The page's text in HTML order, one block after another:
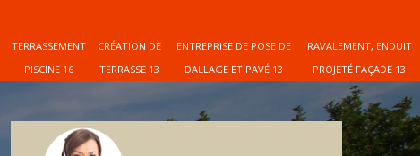
TERRASSEMENT
PISCINE 16
CRÉATION DE
TERRASSE 13
ENTREPRISE DE POSE DE
DALLAGE ET PAVÉ 13
RAVALEMENT, ENDUIT
PROJETÉ FAÇADE 13